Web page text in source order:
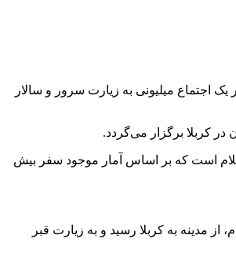
است که بسیاری از مسلمانان جهان اسلام در یک اجتماع میلیونی به زیارت سرور و سالار
پیاده‌روی جهان اسلام است که بر اساس آمار موجود سفر بیش
مدینه به کربلا رسید و به زیارت قبر